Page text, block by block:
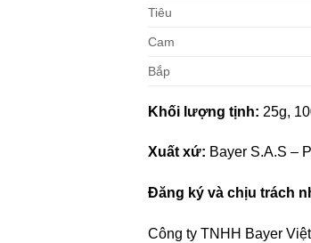
Tiêu
Cam
Bắp
Khối lượng tịnh: 25g,
Xuất xứ: Bayer S.A.S –
Đăng ký và chịu trách
Công ty TNHH Bayer